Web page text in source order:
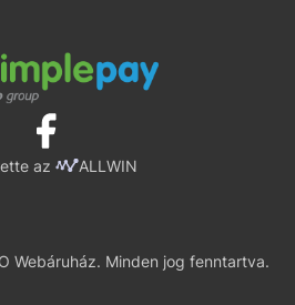
az ALLWIN
Webáruház. Minden jog fenntartva.